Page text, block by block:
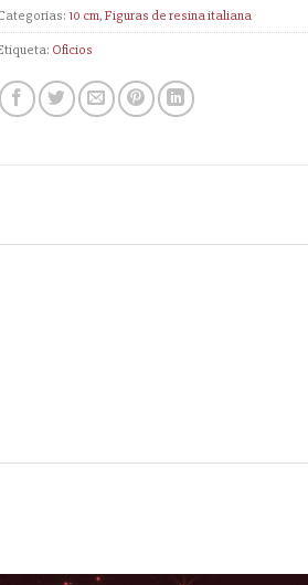
10 cm,Figuras de resina italiana
Oficios